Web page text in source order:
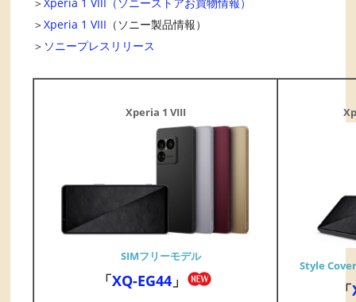
＞Xperia 1 VIII （ソニー製品情報）
＞ ソニープレスリリース
Xperia 1 VIII
SIMフリーモデル
「XQ-EG44 」
Style
「